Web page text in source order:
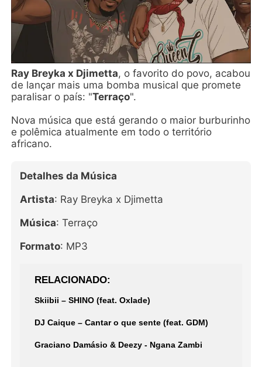
Ray Breyka x Djimetta, o favorito do povo, acabou
de lançar mais uma bomba musical que promete
paralisar o país: "Terraço".
Nova música que está gerando o maior burburinho
e polêmica atualmente em todo o território
africano.
Detalhes da Música
Artista: Ray Breyka x Djimetta
Música: Terraço
Formato: MP3
RELACIONADO
Skiibii – SHINO (feat. Oxlade)
DJ Caique – Cantar o que sente (feat. GDM)
Graciano Damásio & Deezy - Ngana Zambi